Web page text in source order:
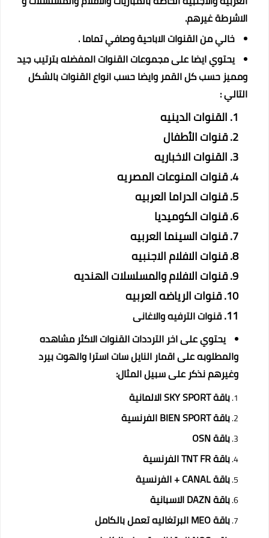
الاشرطة غيرهم.
خالي من القنوات الاباحية وصافي تماما .
يحتوي ايضا على مجموعات القنوات المفضله بترتيب جيد
ومميز حسب كل القمر وايضا حسب انواع القنوات بالشكل
التالي :
القنوات الدينيه
قنوات الأطفال
القنوات الاخباريه
قنوات المنوعات المصريه
قنوات الدراما العربيه
قنوات الكوميديا
قنوات السينما العربيه
قنوات الافلام الاجنبيه
قنوات الافلام والمسلسلات الهنديه
قنوات الرياضه العربيه
قنوات الترفيه والاغانى
يحتوي على اخر الترددات القنوات الاكثر مشاهده
والمطلوبه على اقمار النايل سات استرا والهوت بيرد
وغيرهم نذكر على سبيل المثال:
باقة SKY SPORT الالمانية
باقة BIEN SPORT الفرنسية
باقة OSN
باقة TNT FR الفرنسية
باقة CANAL + الفرنسية
باقة DAZN الاسبانية
باقة MEO البرتغاليه تعمل بالكامل